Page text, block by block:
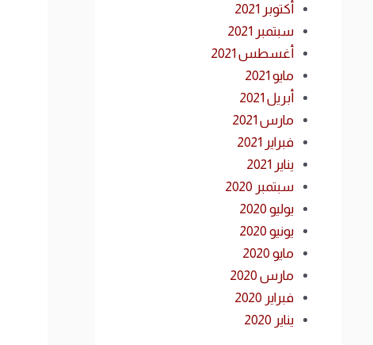
أكتوبر 2021
سبتمبر 2021
أغسطس 2021
مايو 2021
أبريل 2021
مارس 2021
فبراير 2021
يناير 2021
سبتمبر 2020
يوليو 2020
يونيو 2020
مايو 2020
مارس 2020
فبراير 2020
يناير 2020